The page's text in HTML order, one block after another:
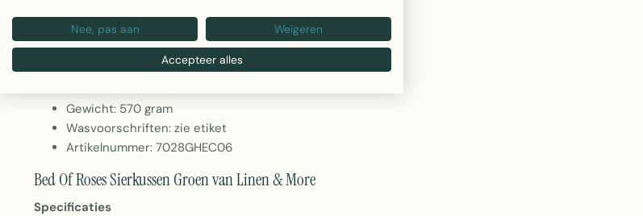
Afmeting: 30x50 cm
Materiaal: Katoen
Kleur: Groen
Merk: Linen & More
Gewicht: 570 gram
Wasvoorschriften: zie etiket
Artikelnummer: 7028GHEC06
Bed Of Roses Sierkussen Groen van Linen & More
Specificaties
Nee, pas aan Weigeren
Accepteer alles